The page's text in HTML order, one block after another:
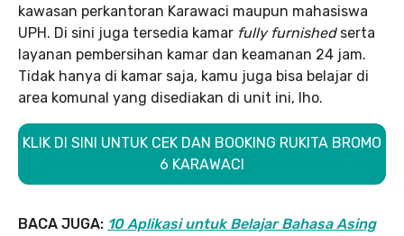
kawasan perkantoran Karawaci maupun mahasiswa
UPH. Di sini juga tersedia kamar fully furnished serta
layanan pembersihan kamar dan keamanan 24 jam.
Tidak hanya di kamar saja, kamu juga bisa belajar di
area komunal yang disediakan di unit ini, lho.
KLIK DI SINI UNTUK CEK DAN BOOKING RUKITA BROMO
6 KARAWACI
BACA JUGA: 10 Aplikasi untuk Belajar Bahasa Asing